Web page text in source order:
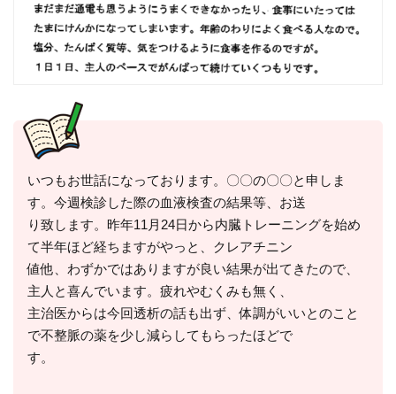
いつもお世話になっております。〇〇の〇〇と申しま
す。今週検診した際の血液検査の結果等、お送
り致します。昨年11月24日から内臓トレーニングを始め
て半年ほど経ちますがやっと、クレアチニン
値他、わずかではありますが良い結果が出てきたので、
主人と喜んでいます。疲れやむくみも無く、
主治医からは今回透析の話も出ず、体調がいいとのこと
で不整脈の薬を少し減らしてもらったほどで
す。